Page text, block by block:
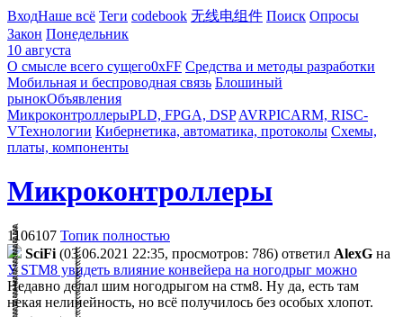
ВходНаше всё Теги codebook 无线电组件 Поиск Опросы
Закон Понедельник
10 августа
О смысле всего сущего0xFF Средства и методы разработки
Мобильная и беспроводная связь Блошиный
рынокОбъявления
МикроконтроллерыPLD, FPGA, DSP AVRPICARM, RISC-
VТехнологии Кибернетика, автоматика, протоколы Схемы,
платы, компоненты
Микроконтроллеры
1106107 Топик полностью
SciFi (03.06.2021 22:35, просмотров: 786) ответил AlexG на
У STM8 увидеть влияние конвейера на ногодрыг можно
Недавно делал шим ногодрыгом на стм8. Ну да, есть там
некая нелинейность, но всё получилось без особых хлопот.